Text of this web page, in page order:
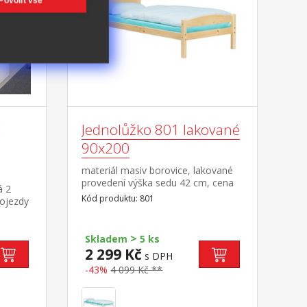
2
×
Jednolůžko 801 lakované
90x200
materiál masiv borovice, lakované
provedení výška sedu 42 cm, cena
bez roštu a matrace doporučený
rozměr matrace 90 × 200 cm (M2,
Kód produktu: 801
Skladem > 5 ks
2 299 Kč s DPH
-43% 4 099 Kč **